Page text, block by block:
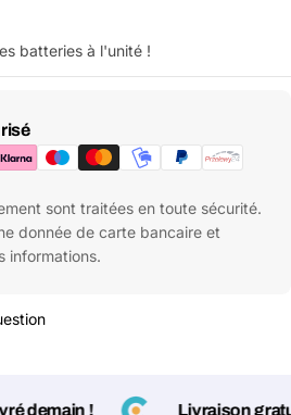
batteries à l'unité !
sont traitées en toute sécurité.
donnée de carte bancaire et
informations.
demain ! Livraison